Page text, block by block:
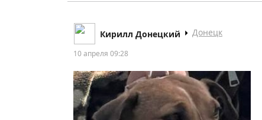
Кирилл Донецкий Донецк
10 апреля 09:28